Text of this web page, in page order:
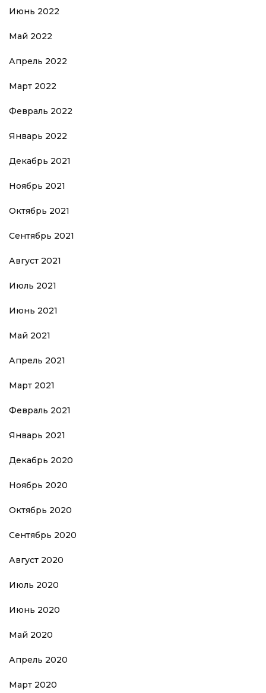
Июнь 2022
Май 2022
Апрель 2022
Март 2022
Февраль 2022
Январь 2022
Декабрь 2021
Ноябрь 2021
Октябрь 2021
Сентябрь 2021
Август 2021
Июль 2021
Июнь 2021
Май 2021
Апрель 2021
Март 2021
Февраль 2021
Январь 2021
Декабрь 2020
Ноябрь 2020
Октябрь 2020
Сентябрь 2020
Август 2020
Июль 2020
Июнь 2020
Май 2020
Апрель 2020
Март 2020